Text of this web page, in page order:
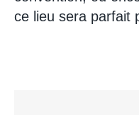
ce lieu sera parfait